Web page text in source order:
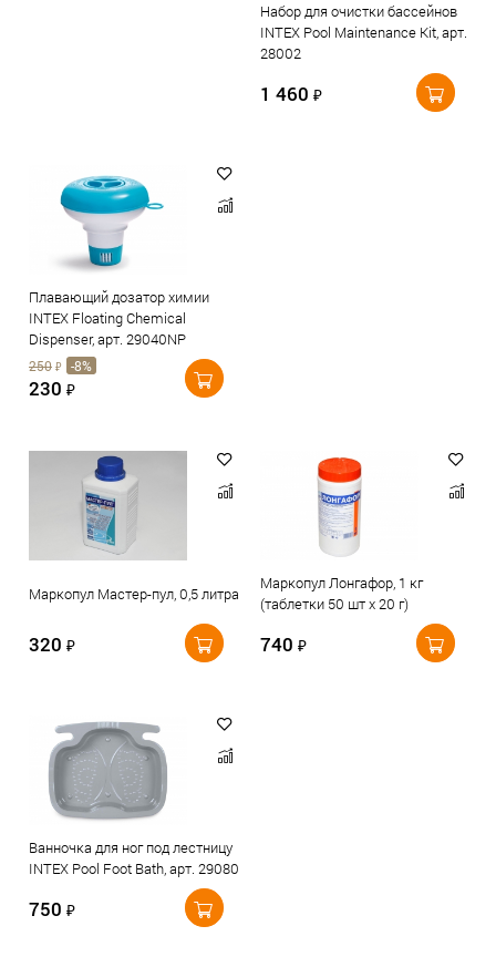
Набор для очистки бассейнов
INTEX Pool Maintenance Kit, арт.
28002
1 460 ₽
Плавающий дозатор химии
INTEX Floating Chemical
Dispenser, арт. 29040NP
250 ₽ -8%
230 ₽
Маркопул Мастер-пул, 0,5 литра
320 ₽
Маркопул Лонгафор, 1 кг
(таблетки 50 шт х 20 г)
740 ₽
Ванночка для ног под лестницу
INTEX Pool Foot Bath, арт. 29080
750 ₽